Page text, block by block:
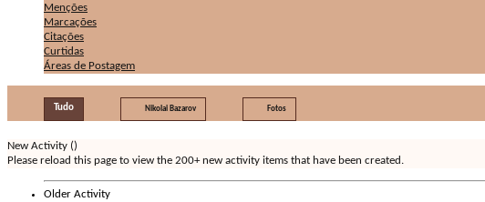
Menções
Marcações
Citações
Curtidas
Áreas de Postagem
Tudo Nikolai Bazarov Fotos
New Activity ()
Please reload this page to view the 200+ new activity items that have been created.
Older Activity